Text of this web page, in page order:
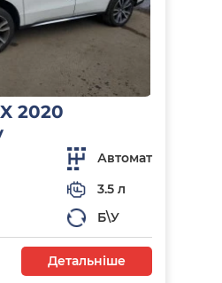
2020
Автомат
3.5 л
Б\У
Детальніше